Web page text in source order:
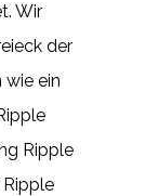
Wir
der
wie ein
Ripple